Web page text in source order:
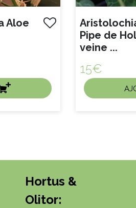
Aristolochia fimbriata
Pipe de
veine ...
15€
Hortus &
Olitor: